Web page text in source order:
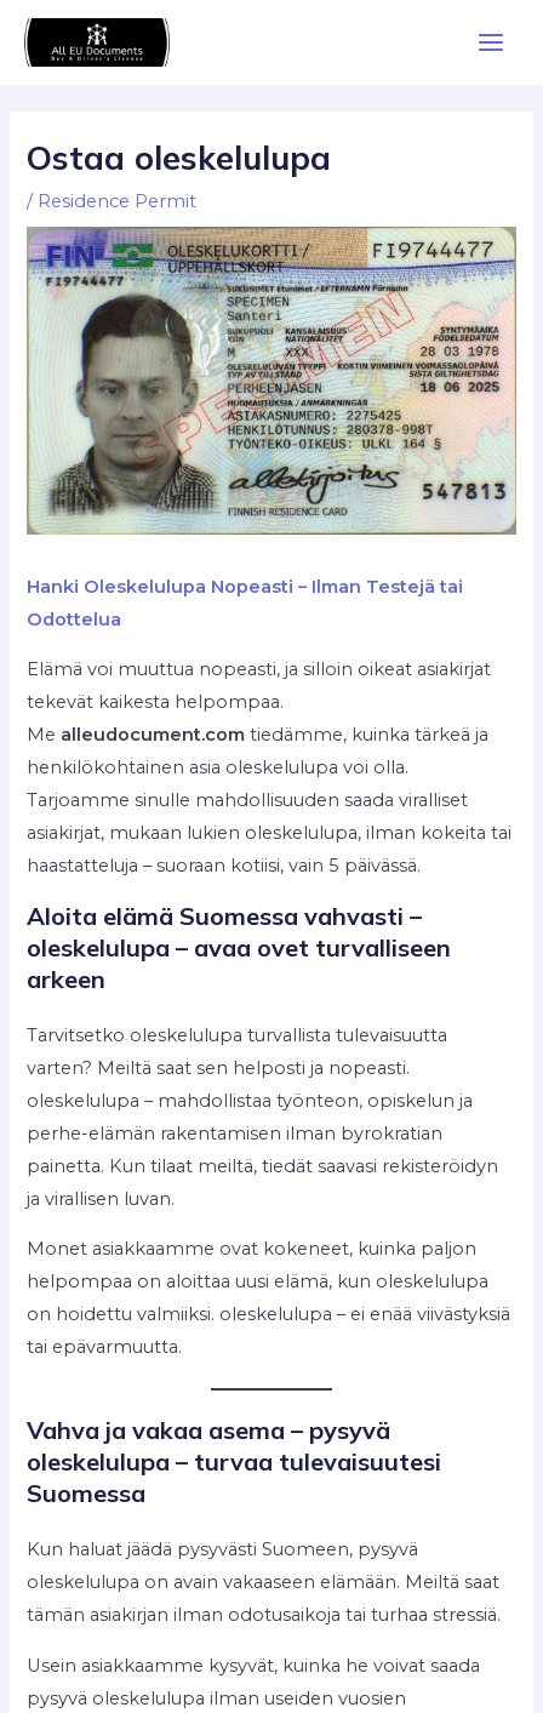
Skip
Ostaa oleskelulupa
/ Residence Permit
Hanki Oleskelulupa Nopeasti – Ilman Testejä tai
Odottelua
Elämä voi muuttua nopeasti, ja silloin oikeat asiakirjat
tekevät kaikesta helpompaa.
Me alleudocument.com tiedämme, kuinka tärkeä ja
henkilökohtainen asia oleskelulupa voi olla.
Tarjoamme sinulle mahdollisuuden saada viralliset
asiakirjat, mukaan lukien oleskelulupa, ilman kokeita tai
haastatteluja – suoraan kotiisi, vain 5 päivässä.
Aloita elämä Suomessa vahvasti –
oleskelulupa – avaa ovet turvalliseen
arkeen
Tarvitsetko oleskelulupa turvallista tulevaisuutta
varten? Meiltä saat sen helposti ja nopeasti.
oleskelulupa – mahdollistaa työnteon, opiskelun ja
perhe-elämän rakentamisen ilman byrokratian
painetta. Kun tilaat meiltä, tiedät saavasi rekisteröidyn
ja virallisen luvan.
Monet asiakkaamme ovat kokeneet, kuinka paljon
helpompaa on aloittaa uusi elämä, kun oleskelulupa
on hoidettu valmiiksi. oleskelulupa – ei enää viivästyksiä
tai epävarmuutta.
Vahva ja vakaa asema – pysyvä
oleskelulupa – turvaa tulevaisuutesi
Suomessa
Kun haluat jäädä pysyvästi Suomeen, pysyvä
oleskelulupa on avain vakaaseen elämään. Meiltä saat
tämän asiakirjan ilman odotusaikoja tai turhaa stressiä.
Usein asiakkaamme kysyvät, kuinka he voivat saada
pysyvä oleskelulupa ilman useiden vuosien